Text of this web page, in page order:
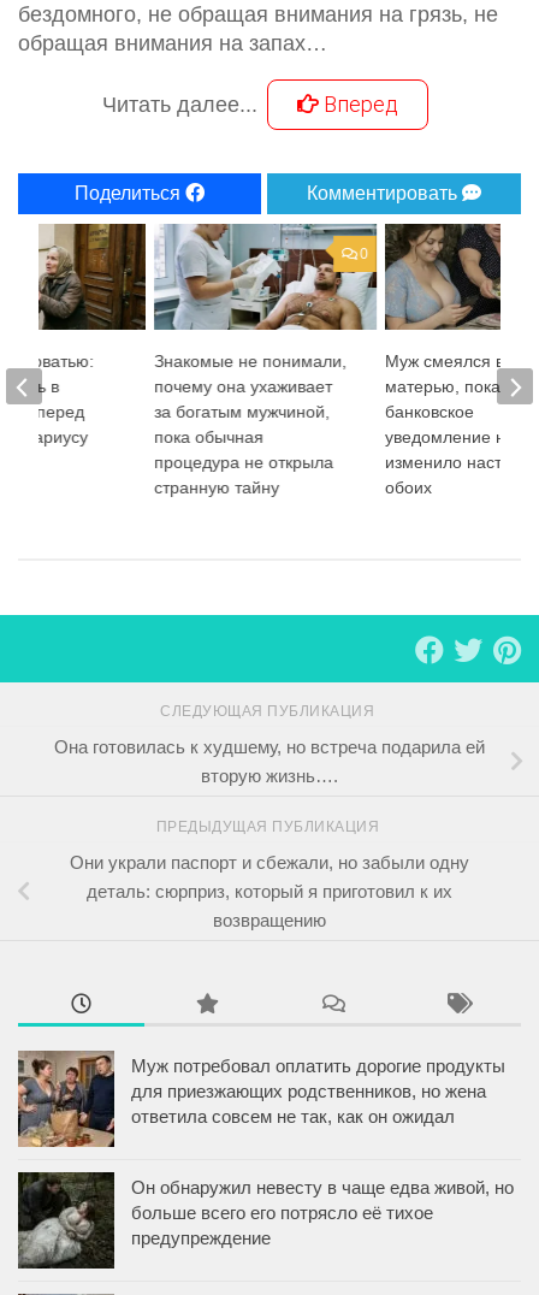
бездомного, не обращая внимания на грязь, не
обращая внимания на запах…
Читать далее... Вперед
Поделиться Комментировать
0
Знакомые не понимали,
почему она ухаживает
за богатым мужчиной,
пока обычная
процедура не открыла
странную тайну
Муж смеялся
матерью, пока
банковское
уведомление не
изменило
обоих
кроватью:
мать в
перед
нотариусу
СЛЕДУЮЩАЯ ПУБЛИКАЦИЯ
Она готовилась к худшему, но встреча подарила ей
вторую жизнь….
ПРЕДЫДУЩАЯ ПУБЛИКАЦИЯ
Они украли паспорт и сбежали, но забыли одну
деталь: сюрприз, который я приготовил к их
возвращению
Муж потребовал оплатить дорогие продукты
для приезжающих родственников, но жена
ответила совсем не так, как он ожидал
Он обнаружил невесту в чаще едва живой, но
больше всего его потрясло её тихое
предупреждение